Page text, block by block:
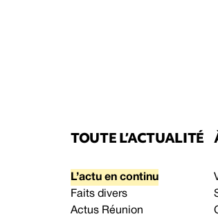
TOUTE L’ACTUALITÉ
L’actu en continu
Faits divers
Actus Réunion